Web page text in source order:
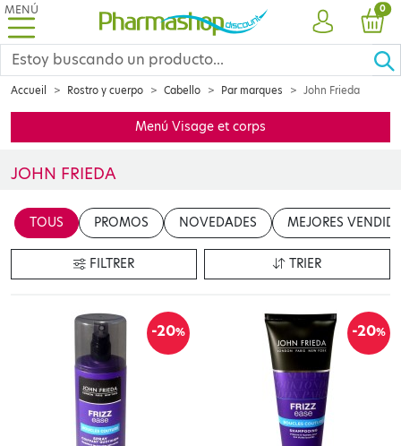
MENÚ
CUENTA
0
Accueil Rostro y cuerpo Cabello Par marques John Frieda
Menú Visage et corps
JOHN FRIEDA
en cliquant sur le bouton "Modifier le contenu"
TOUS PROMOS NOVEDADES MEJORES
FILTRER TRIER
-20% -20%